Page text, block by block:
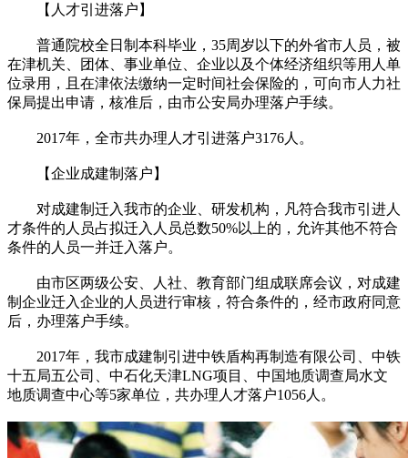
【人才引进落户】
普通院校全日制本科毕业，35周岁以下的外省市人员，被
在津机关、团体、事业单位、企业以及个体经济组织等用人单
位录用，且在津依法缴纳一定时间社会保险的，可向市人力社
保局提出申请，核准后，由市公安局办理落户手续。
2017年，全市共办理人才引进落户3176人。
【企业成建制落户】
对成建制迁入我市的企业、研发机构，凡符合我市引进人
才条件的人员占拟迁入人员总数50%以上的，允许其他不符合
条件的人员一并迁入落户。
由市区两级公安、人社、教育部门组成联席会议，对成建
制企业迁入企业的人员进行审核，符合条件的，经市政府同意
后，办理落户手续。
2017年，我市成建制引进中铁盾构再制造有限公司、中铁
十五局五公司、中石化天津LNG项目、中国地质调查局水文
地质调查中心等5家单位，共办理人才落户1056人。